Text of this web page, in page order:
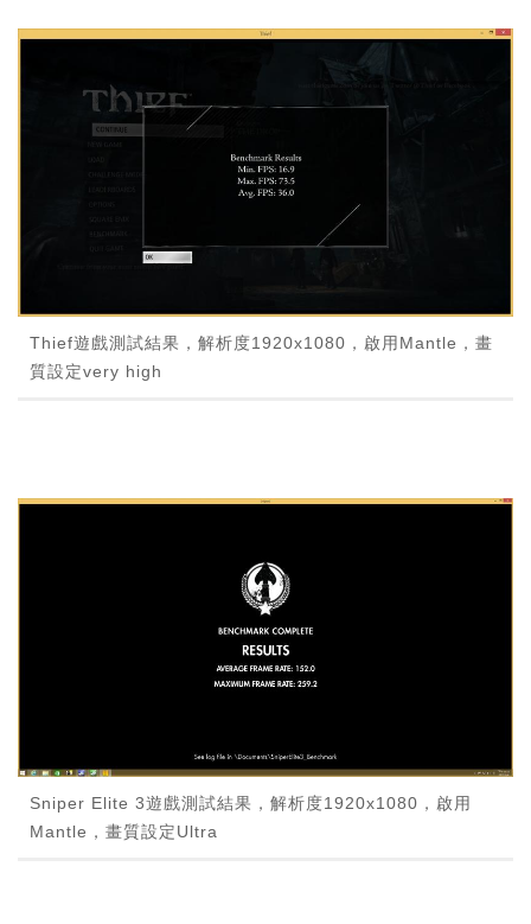
Thief遊戲測試結果，解析度1920x1080，啟用Mantle，畫
質設定very high
Sniper Elite 3遊戲測試結果，解析度1920x1080，啟用
Mantle，畫質設定Ultra